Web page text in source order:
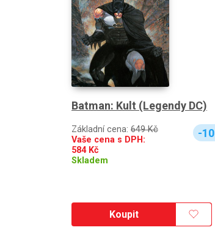
Batman: Kult (Legendy DC)
Základní cena: 649 Kč
Vaše cena s DPH:
584Kč
Skladem
-10
Koupit